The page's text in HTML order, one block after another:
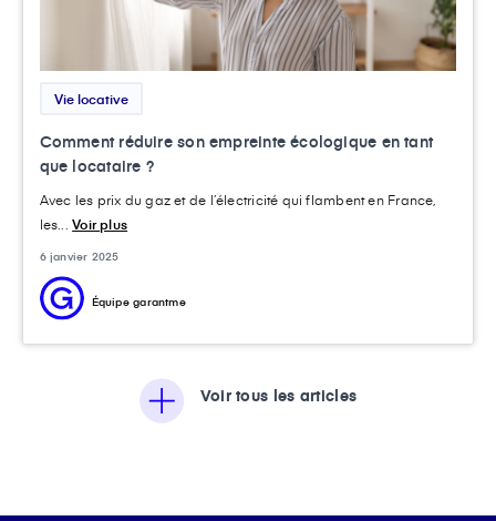
Vie locative
Comment réduire son empreinte écologique en tant
que locataire ?
Avec les prix du gaz et de l’électricité qui flambent en France,
les...Voir plus
6 janvier 2025
Équipe garantme
Voir tous les articles